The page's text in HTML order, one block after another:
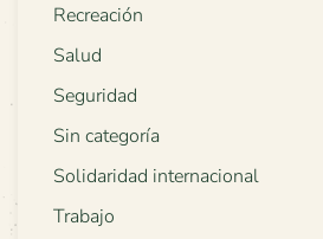
Recreación
Salud
Seguridad
Sin categoría
Solidaridad internacional
Trabajo